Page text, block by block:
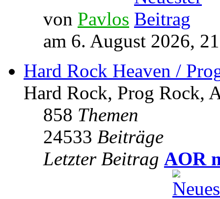
von Pavlos
am 6. August 2026,
Hard Rock Heaven /
Hard Rock, Prog Rock,
858 Themen
24533 Beiträge
Letzter Beitrag AOR